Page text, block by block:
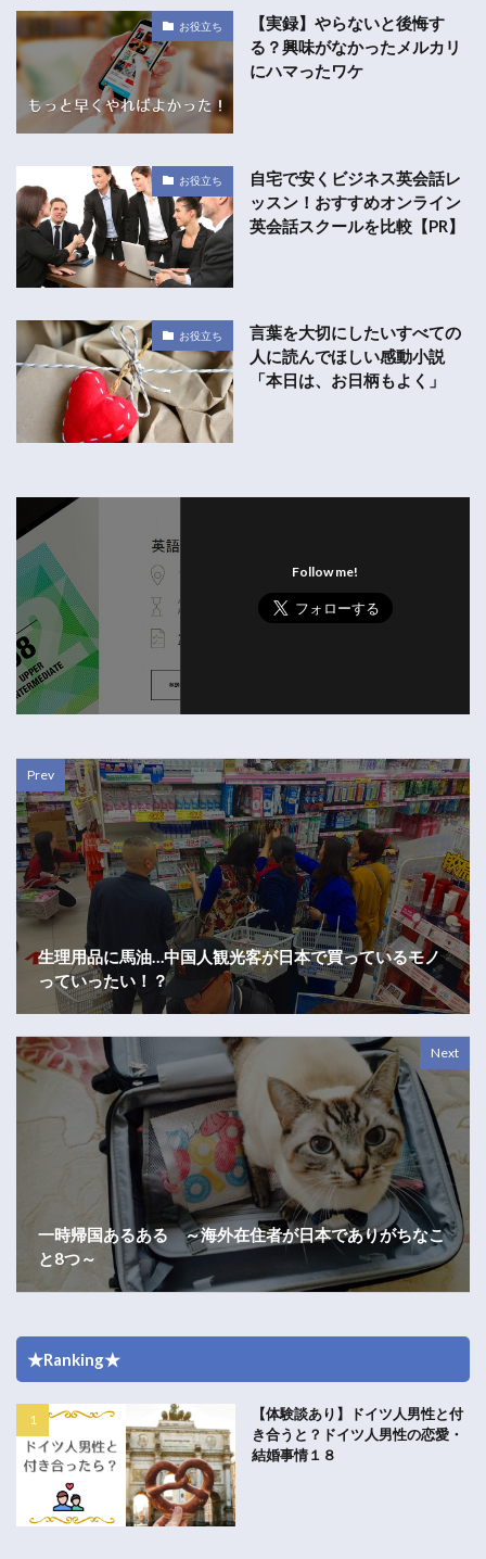
お役立ち
【実録】やらないと後悔す
る？興味がなかったメルカリ
にハマったワケ
お役立ち
自宅で安くビジネス英会話レ
ッスン！おすすめオンライン
英会話スクールを比較【PR】
お役立ち
言葉を大切にしたいすべての
人に読んでほしい感動小説
「本日は、お日柄もよく」
Follow me!
Prev
生理用品に馬油…中国人観光客が日本で買っているモノ
っていったい！？
Next
一時帰国あるある ～海外在住者が日本でありがちなこ
と8つ～
★Ranking★
【体験談あり】ドイツ人男性と付
き合うと？ドイツ人男性の恋愛・
結婚事情１８